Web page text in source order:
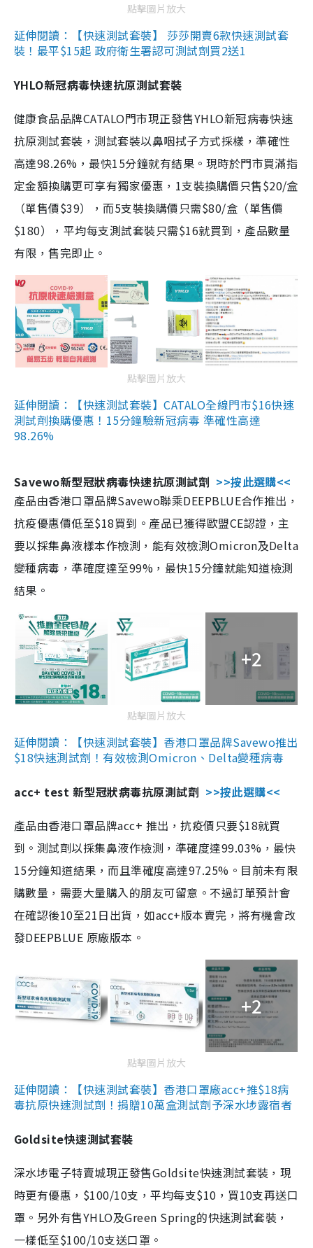
點擊圖片放大
延伸閱讀：【快速測試套裝】 莎莎開賣6款快速測試套
裝！最平$15起 政府衛生署認可測試劑買2送1
YHLO新冠病毒快速抗原測試套裝
健康食品品牌CATALO門市現正發售YHLO新冠病毒快速
抗原測試套裝，測試套裝以鼻咽拭子方式採樣，準確性
高達98.26%，最快15分鐘就有結果。現時於門市買滿指
定金額換購更可享有獨家優惠，1支裝換購價只售$20/盒
（單售價$39），而5支裝換購價只需$80/盒（單售價
$180），平均每支測試套裝只需$16就買到，產品數量
有限，售完即止。
點擊圖片放大
延伸閱讀：【快速測試套裝】CATALO全線門市$16快速
測試劑換購優惠！15分鐘驗新冠病毒 準確性高達
98.26%
Savewo新型冠狀病毒快速抗原測試劑 >>按此選購<<
產品由香港口罩品牌Savewo聯乘DEEPBLUE合作推出，
抗疫優惠價低至$18買到。產品已獲得歐盟CE認證，主
要以採集鼻液樣本作檢測，能有效檢測Omicron及Delta
變種病毒，準確度達至99%，最快15分鐘就能知道檢測
結果。
+2
點擊圖片放大
延伸閱讀：【快速測試套裝】香港口罩品牌Savewo推出
$18快速測試劑！有效檢測Omicron、Delta變種病毒
acc+ test 新型冠狀病毒抗原測試劑 >>按此選購<<
產品由香港口罩品牌acc+ 推出，抗疫價只要$18就買
到。測試劑以採集鼻液作檢測，準確度達99.03%，最快
15分鐘知道結果，而且準確度高達97.25%。目前未有限
購數量，需要大量購入的朋友可留意。不過訂單預計會
在確認後10至21日出貨，如acc+版本賣完，將有機會改
發DEEPBLUE 原廠版本。
+2
點擊圖片放大
延伸閱讀：【快速測試套裝】香港口罩廠acc+推$18病
毒抗原快速測試劑！捐贈10萬盒測試劑予深水埗露宿者
Goldsite快速測試套裝
深水埗電子特賣城現正發售Goldsite快速測試套裝，現
時更有優惠，$100/10支，平均每支$10，買10支再送口
罩。另外有售YHLO及Green Spring的快速測試套裝，
一樣低至$100/10支送口罩。